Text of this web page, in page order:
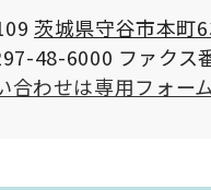
茨城県守谷市本町
48-6000 ファクス
合わせは専用フォー